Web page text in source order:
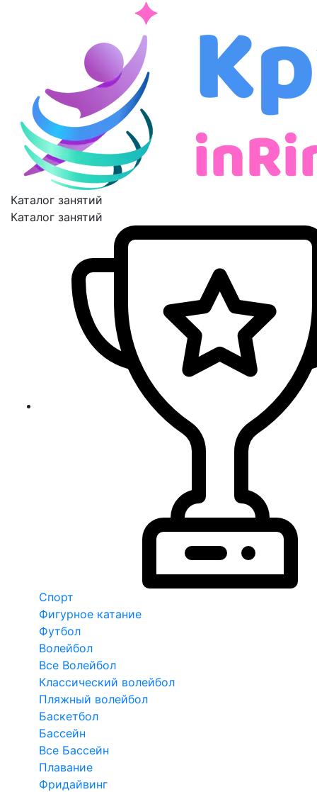
Каталог занятий
Каталог занятий
Спорт
Фигурное катание
Футбол
Волейбол
Все Волейбол
Классический волейбол
Пляжный волейбол
Баскетбол
Бассейн
Все Бассейн
Плавание
Фридайвинг